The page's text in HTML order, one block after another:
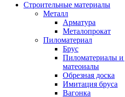
Строительные материалы
Металл
Арматура
Металопрокат
Пиломатериал
Брус
Пиломатериалы и
матеоиалы
Обрезная доска
Имитация бруса
Вагонка